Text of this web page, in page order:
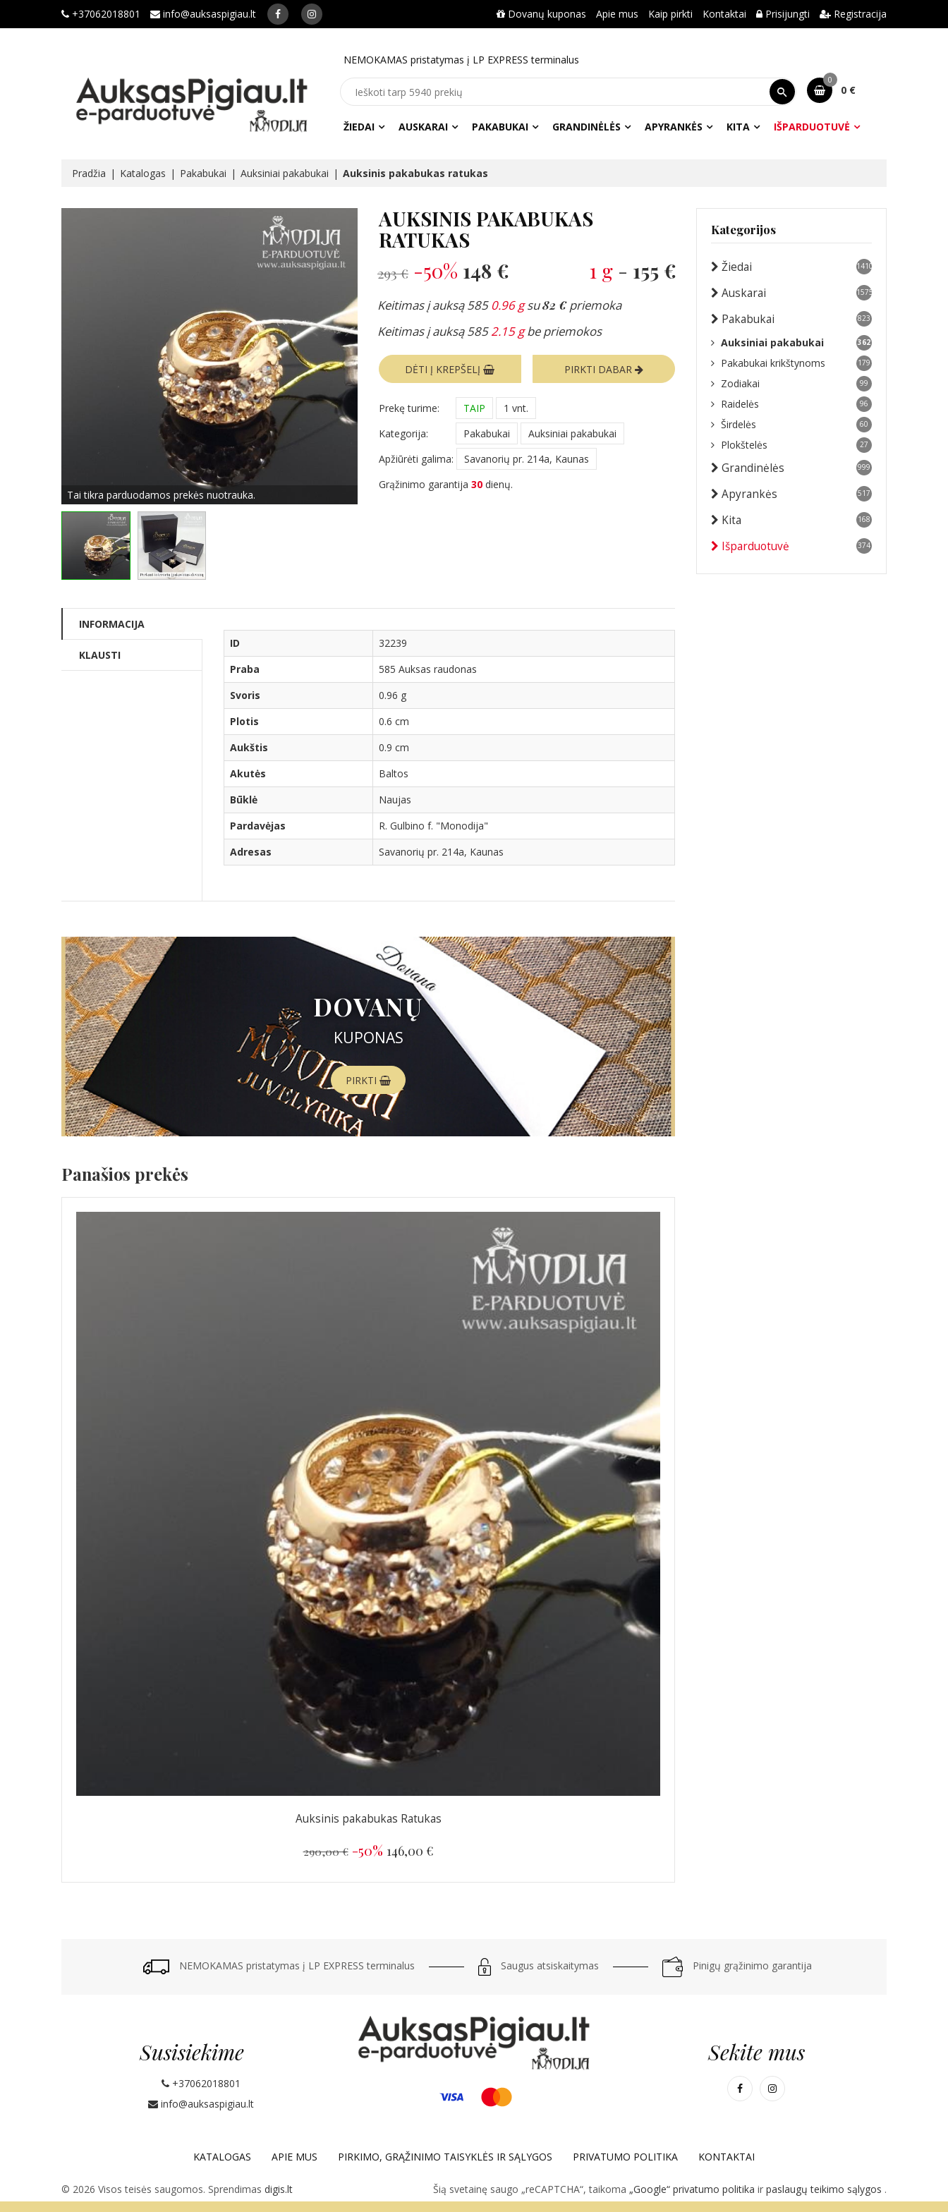
+37062018801 info@auksaspigiau.lt Dovanų kuponas Apie mus Kaip pirkti Kontaktai Prisijungti Registracija
NEMOKAMAS pristatymas į LP EXPRESS terminalus
0
0 €
ŽIEDAI AUSKARAI PAKABUKAI GRANDINĖLĖS APYRANKĖS KITA IŠPARDUOTUVĖ
Pradžia Katalogas Pakabukai Auksiniai pakabukai Auksinis pakabukas ratukas
Tai tikra parduodamos prekės nuotrauka.
AUKSINIS PAKABUKAS
RATUKAS
293 € -50% 148 € 1 g - 155 €
Keitimas į auksą 585 0.96 gsu82 €priemoka
Keitimas į auksą 5852.15 gbe priemokos
DĖTI Į KREPŠELĮ PIRKTI DABAR
Prekę turime: TAIP
1 vnt.
Kategorija:
Pakabukai
Auksiniai pakabukai
Apžiūrėti galima:
Savanorių pr. 214a, Kaunas
Grąžinimo garantija 30 dienų.
INFORMACIJA
KLAUSTI
ID
32239
Praba
585 Auksas raudonas
Svoris
0.96 g
Plotis
0.6 cm
Aukštis
0.9 cm
Akutės
Baltos
Būklė
Naujas
Pardavėjas
R. Gulbino f. "Monodija"
Adresas
Savanorių pr. 214a, Kaunas
DOVANŲ
KUPONAS
PIRKTI
Panašios prekės
Auksinis pakabukas Ratukas
290,00 € -50% 146,00 €
Kategorijos
Žiedai 1410
Auskarai 1575
Pakabukai 823
Auksiniai pakabukai 362
Pakabukai krikštynoms 179
Zodiakai 99
Raidelės 96
Širdelės 60
Plokštelės 27
Grandinėlės 999
Apyrankės 517
Kita 168
Išparduotuvė 374
NEMOKAMAS pristatymas į LP EXPRESS terminalus Saugus atsiskaitymas Pinigų grąžinimo garantija
Susisiekime
+37062018801
info@auksaspigiau.lt
Sekite mus
KATALOGAS APIE MUS PIRKIMO, GRĄŽINIMO TAISYKLĖS IR SĄLYGOS PRIVATUMO POLITIKA KONTAKTAI
© 2026 Visos teisės saugomos. Sprendimas digis.lt Šią svetainę saugo „reCAPTCHA“, taikoma „Google“ privatumo politika ir paslaugų teikimo sąlygos .